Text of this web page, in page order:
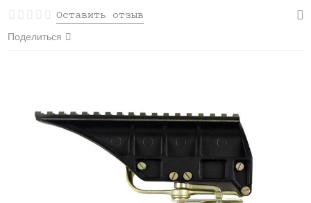
Оставить отзыв
Поделиться